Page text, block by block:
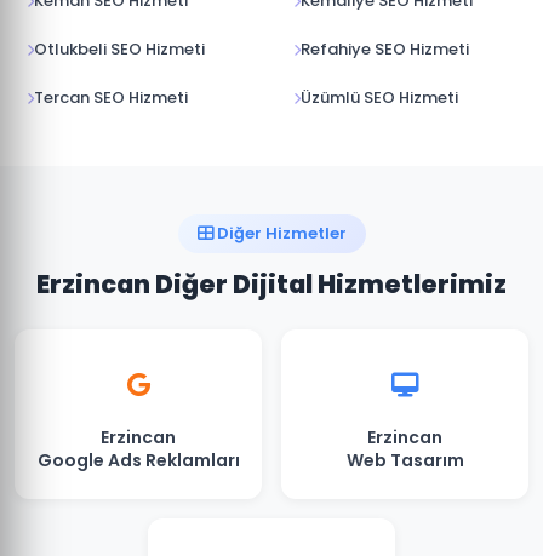
Otlukbeli SEO Hizmeti Refahiye SEO Hizmeti
Tercan SEO Hizmeti Üzümlü SEO Hizmeti
Diğer Hizmetler
Erzincan Diğer Dijital Hizmetlerimiz
Erzincan
Google Ads Reklamları
Erzincan
Web Tasarım